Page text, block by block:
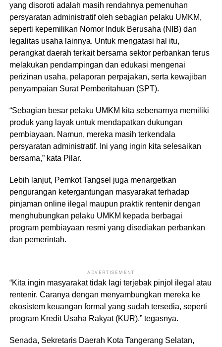
yang disoroti adalah masih rendahnya pemenuhan
persyaratan administratif oleh sebagian pelaku UMKM,
seperti kepemilikan Nomor Induk Berusaha (NIB) dan
legalitas usaha lainnya. Untuk mengatasi hal itu,
perangkat daerah terkait bersama sektor perbankan terus
melakukan pendampingan dan edukasi mengenai
perizinan usaha, pelaporan perpajakan, serta kewajiban
penyampaian Surat Pemberitahuan (SPT).
“Sebagian besar pelaku UMKM kita sebenarnya memiliki
produk yang layak untuk mendapatkan dukungan
pembiayaan. Namun, mereka masih terkendala
persyaratan administratif. Ini yang ingin kita selesaikan
bersama,” kata Pilar.
Lebih lanjut, Pemkot Tangsel juga menargetkan
pengurangan ketergantungan masyarakat terhadap
pinjaman online ilegal maupun praktik rentenir dengan
menghubungkan pelaku UMKM kepada berbagai
program pembiayaan resmi yang disediakan perbankan
dan pemerintah.
ADVERTISEMENT
“Kita ingin masyarakat tidak lagi terjebak pinjol ilegal atau
rentenir. Caranya dengan menyambungkan mereka ke
ekosistem keuangan formal yang sudah tersedia, seperti
program Kredit Usaha Rakyat (KUR),” tegasnya.
Senada, Sekretaris Daerah Kota Tangerang Selatan,